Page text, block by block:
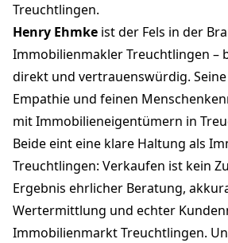
Treuchtlingen.
Henry Ehmke ist der Fels in der
Immobilienmakler Treuchtlingen –
direkt und vertrauenswürdig.
Empathie und feinen
mit Immobilieneigentümern in
Beide eint eine klare Haltung als
Treuchtlingen: Verkaufen ist kein
Ergebnis ehrlicher Beratung,
Wertermittlung und echter
Immobilienmarkt Treuchtlingen.